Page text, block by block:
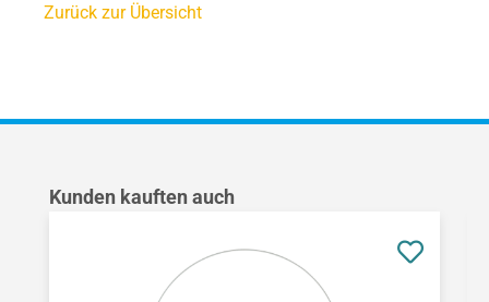
Zurück zur Übersicht
Produktgalerie überspringen
Kunden kauften auch